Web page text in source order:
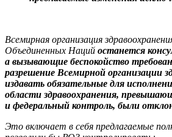
Всемирная организация
Объединенных Наций останется
а вызывающие беспокойство
разрешение Всемирной организации
издавать обязательные для
области здравоохранения,
и федеральный контроль, были
Это включает в себя предлагаемые